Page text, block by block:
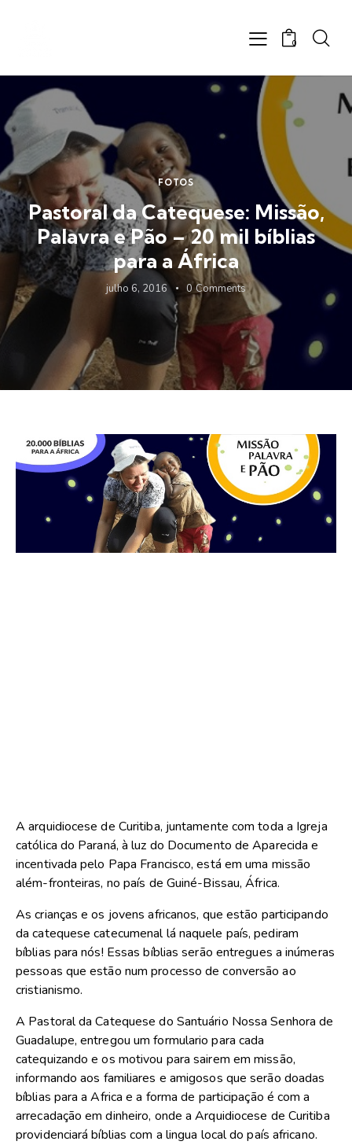
0
FOTOS
Pastoral da Catequese: Missão,
Palavra e Pão – 20 mil bíblias
para a África
julho 6, 2016 0 Comments
A arquidiocese de Curitiba, juntamente com toda a Igreja
católica do Paraná, à luz do Documento de Aparecida e
incentivada pelo Papa Francisco, está em uma missão
além-fronteiras, no país de Guiné-Bissau, África.
As crianças e os jovens africanos, que estão participando
da catequese catecumenal lá naquele país, pediram
bíblias para nós! Essas bíblias serão entregues a inúmeras
pessoas que estão num processo de conversão ao
cristianismo.
A Pastoral da Catequese do Santuário Nossa Senhora de
Guadalupe, entregou um formulario para cada
catequizando e os motivou para sairem em missão,
informando aos familiares e amigosos que serão doadas
bíblias para a Africa e a forma de participação é com a
arrecadação em dinheiro, onde a Arquidiocese de Curitiba
providenciará bíblias com a lingua local do país africano.